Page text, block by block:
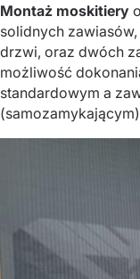
Montaż moskitiery
solidnych
drzwi, oraz dwóch
możliwość
standardowym a